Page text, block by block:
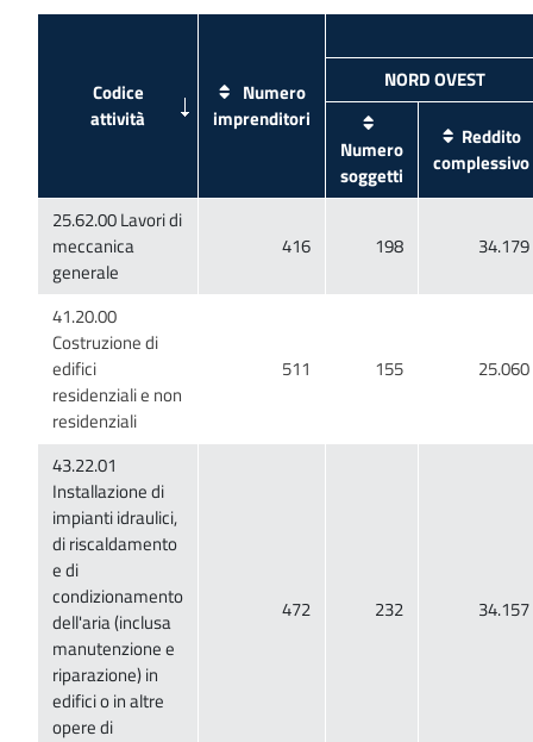
Codice Numero
Numero Reddito
25.62.00 Lavori di
meccanica
41.20.00
Costruzione di
edifici
residenziali e non
43.22.01
Installazione di
impianti idraulici,
di riscaldamento
e di
condizionamento
dell'aria (inclusa
manutenzione e
riparazione) in
edifici o in altre
opere di